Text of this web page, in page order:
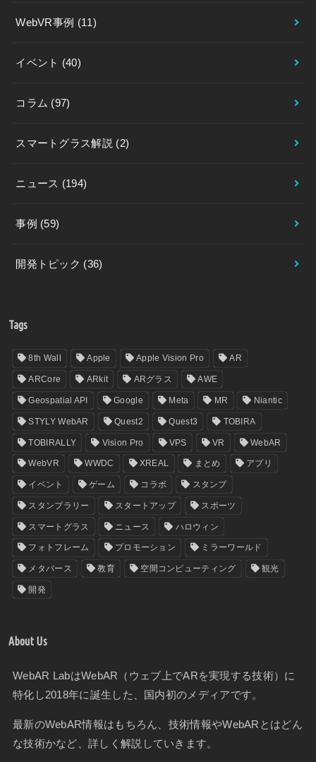
WebVR事例 (11)
イベント (40)
コラム (97)
スマートグラス解説 (2)
ニュース (194)
事例 (59)
開発トピック (36)
Tags
8th Wall Apple Apple Vision Pro AR
ARCore ARkit ARグラス AWE
Geospatial API Google Meta MR Niantic
STYLY WebAR Quest2 Quest3 TOBIRA
TOBIRALLY Vision Pro VPS VR WebAR
WebVR WWDC XREAL まとめ アプリ
イベント ゲーム コラボ スタンプ
スタンプラリー スタートアップ スポーツ
スマートグラス ニュース ハロウィン
フォトフレーム プロモーション ミラーワールド
メタバース 教育 空間コンピューティング 観光
開発
About Us
WebAR LabはWebAR（ウェブ上でARを実現する技術）に
特化し2018年に誕生した、国内初のメディアです。
最新のWebAR情報はもちろん、技術情報やWebARとはどん
な技術かなど、詳しく解説していきます。